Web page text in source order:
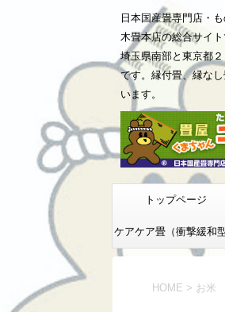
日本国産畳専門店・
木畳本店の総合サイ
埼玉県南部と東京都
です。縁付畳、縁な
います。
トップページ
ケアケア畳（衝撃緩和
HOME > お米